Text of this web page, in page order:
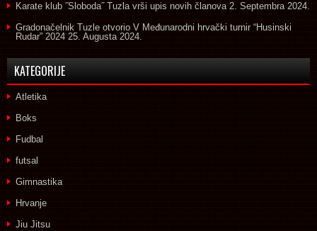
Karate klub ˝Sloboda˝ Tuzla vrši upis novih članova 2. Septembra 2024.
Gradonačelnik Tuzle otvorio V Međunarodni hrvački turnir “Husinski
Rudar” 2024 25. Augusta 2024.
KATEGORIJE
Atletika
Boks
Fudbal
futsal
Gimnastika
Hrvanje
Jiu Jitsu